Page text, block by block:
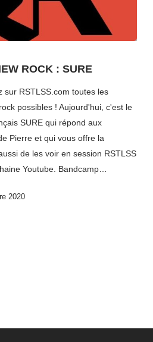
ROCK : SURE
sur RSTLSS.com toutes les
possibles ! Aujourd'hui, c'est le
SURE qui répond aux
Pierre et qui vous offre la
de les voir en session RSTLSS
Youtube. Bandcamp…
2020